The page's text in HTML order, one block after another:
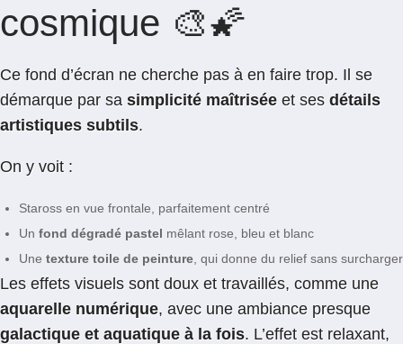
cosmique 🎨🌠
Ce fond d’écran ne cherche pas à en faire trop. Il se
démarque par sa simplicité maîtrisée et ses détails
artistiques subtils.
On y voit :
Staross en vue frontale, parfaitement centré
Un fond dégradé pastel mêlant rose, bleu et blanc
Une texture toile de peinture , qui donne du relief sans surcharger
Les effets visuels sont doux et travaillés, comme une
aquarelle numérique, avec une ambiance presque
galactique et aquatique à la fois. L’effet est relaxant,